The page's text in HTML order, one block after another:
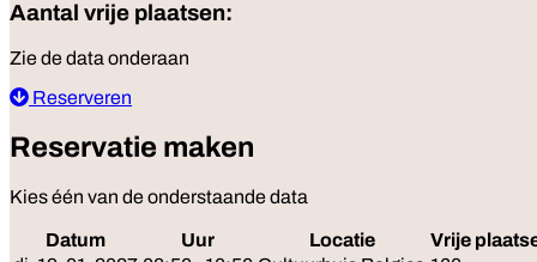
Aantal vrije plaatsen:
Zie de data onderaan
Reserveren
Reservatie maken
Kies één van de onderstaande data
Datum Uur Locatie Vrije